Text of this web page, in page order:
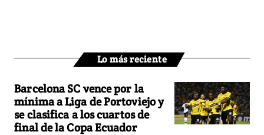
Lo más reciente
Barcelona SC vence por la
mínima a Liga de Portoviejo y
se clasifica a los cuartos de
final de la Copa Ecuador